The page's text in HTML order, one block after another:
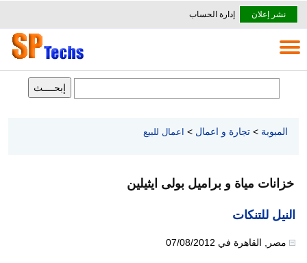
نشر إعلان إدارة الحساب
المبوبة > تجارة و اعمال > اعمال للبيع
خزانات مياة و براميل بولى ايثيلين
النيل للتنكات
مصر القاهرة في 07/08/2012